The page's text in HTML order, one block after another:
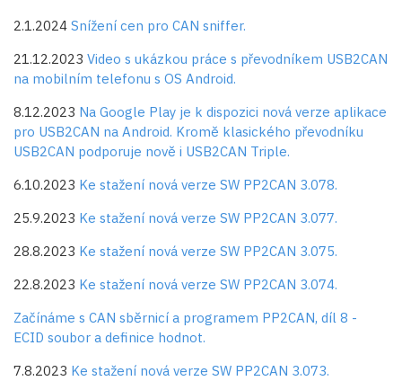
2.1.2024 Snížení cen pro CAN sniffer.
21.12.2023 Video s ukázkou práce s převodníkem USB2CAN
na mobilním telefonu s OS Android.
8.12.2023 Na Google Play je k dispozici nová verze aplikace
pro USB2CAN na Android. Kromě klasického převodníku
USB2CAN podporuje nově i USB2CAN Triple.
6.10.2023 Ke stažení nová verze SW PP2CAN 3.078.
25.9.2023 Ke stažení nová verze SW PP2CAN 3.077.
28.8.2023 Ke stažení nová verze SW PP2CAN 3.075.
22.8.2023 Ke stažení nová verze SW PP2CAN 3.074.
Začínáme s CAN sběrnicí a programem PP2CAN, díl 8 -
ECID soubor a definice hodnot.
7.8.2023 Ke stažení nová verze SW PP2CAN 3.073.